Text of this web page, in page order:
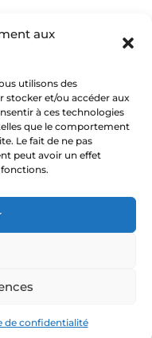
aux
utilisons des
stocker et/ou accéder aux
à ces technologies
que le comportement
Le fait de ne pas
peut avoir un effet
de confidentialité